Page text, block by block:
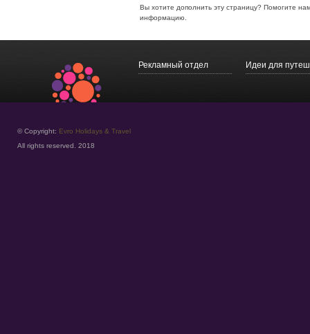
Вы хотите дополнить эту страницу? Помогите
информацию.
Рекламный отдел Идеи для
© Copyright: Evro Holidays & Travel
All rights reserved. 2018